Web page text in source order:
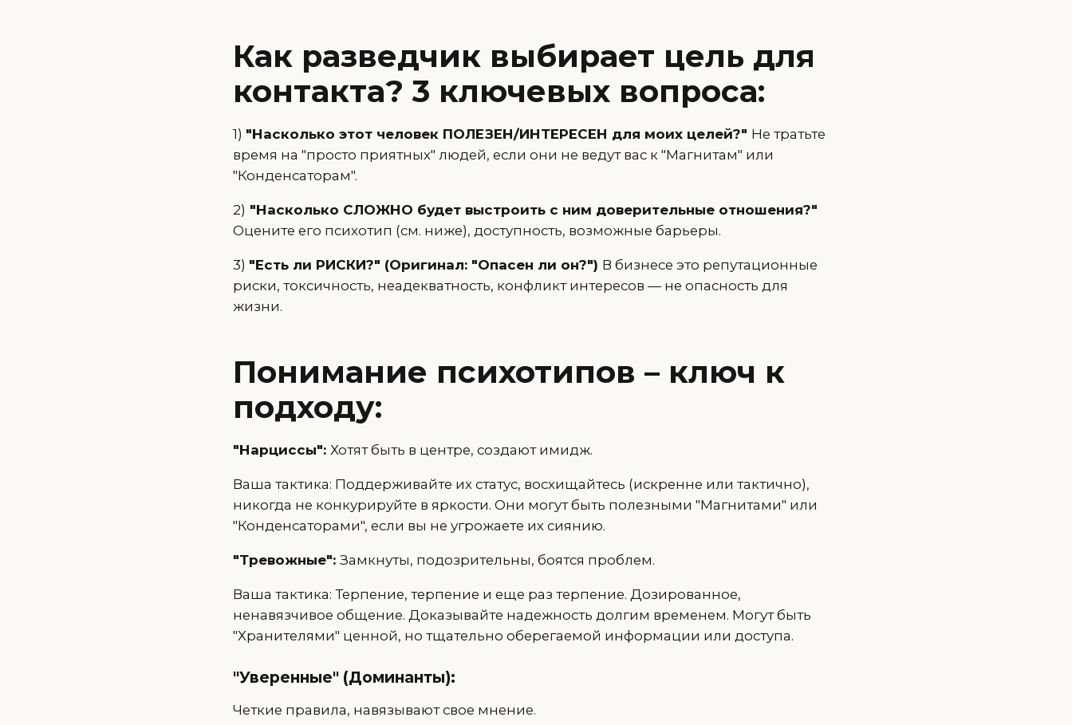
Как разведчик выбирает цель для
контакта? 3 ключевых вопроса:
1) "Насколько этот человек ПОЛЕЗЕН/ИНТЕРЕСЕН для моих целей?" Не тратьте
время на "просто приятных" людей, если они не ведут вас к "Магнитам" или
"Конденсаторам".
2) "Насколько СЛОЖНО будет выстроить с ним доверительные отношения?"
Оцените его психотип (см. ниже), доступность, возможные барьеры.
3) "Есть ли РИСКИ?" (Оригинал: "Опасен ли он?") В бизнесе это репутационные
риски, токсичность, неадекватность, конфликт интересов — не опасность для
жизни.
Понимание психотипов – ключ к
подходу:
"Нарциссы": Хотят быть в центре, создают имидж.
Ваша тактика: Поддерживайте их статус, восхищайтесь (искренне или тактично),
никогда не конкурируйте в яркости. Они могут быть полезными "Магнитами" или
"Конденсаторами", если вы не угрожаете их сиянию.
"Тревожные": Замкнуты, подозрительны, боятся проблем.
Ваша тактика: Терпение, терпение и еще раз терпение. Дозированное,
ненавязчивое общение. Доказывайте надежность долгим временем. Могут быть
"Хранителями" ценной, но тщательно оберегаемой информации или доступа.
"Уверенные" (Доминанты):
Четкие правила, навязывают свое мнение.